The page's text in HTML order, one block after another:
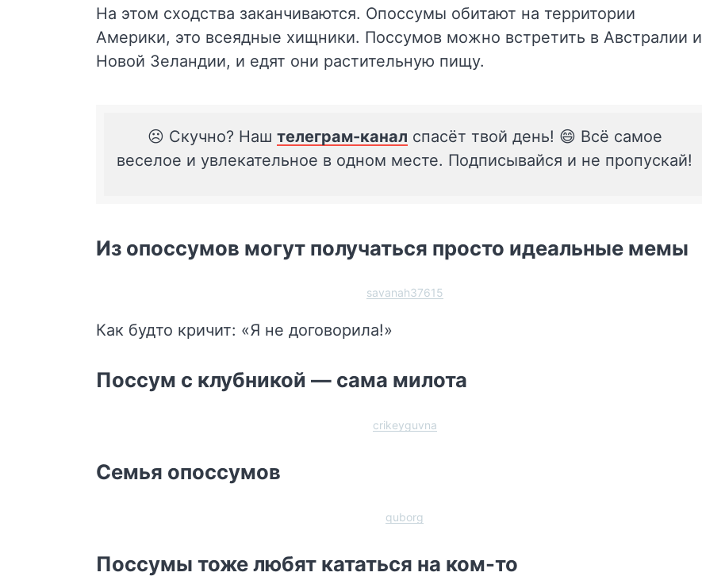
На этом сходства заканчиваются. Опоссумы обитают на территории
Америки, это всеядные хищники. Поссумов можно встретить в Австралии и
Новой Зеландии, и едят они растительную пищу.
☹️ Скучно? Наш телеграм-канал спасёт твой день! 😄 Всё самое
веселое и увлекательное в одном месте. Подписывайся и не пропускай!
Из опоссумов могут получаться просто идеальные мемы
savanah37615
Как будто кричит: «Я не договорила!»
Поссум с клубникой — сама милота
crikeyguvna
Семья опоссумов
quborg
Поссумы тоже любят кататься на ком-то